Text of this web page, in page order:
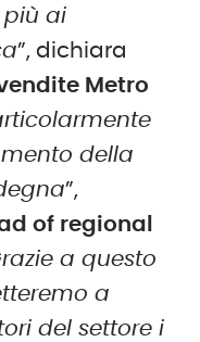
più ai
”, dichiara
Metro
della
”,
of regional
a questo
a
del settore i